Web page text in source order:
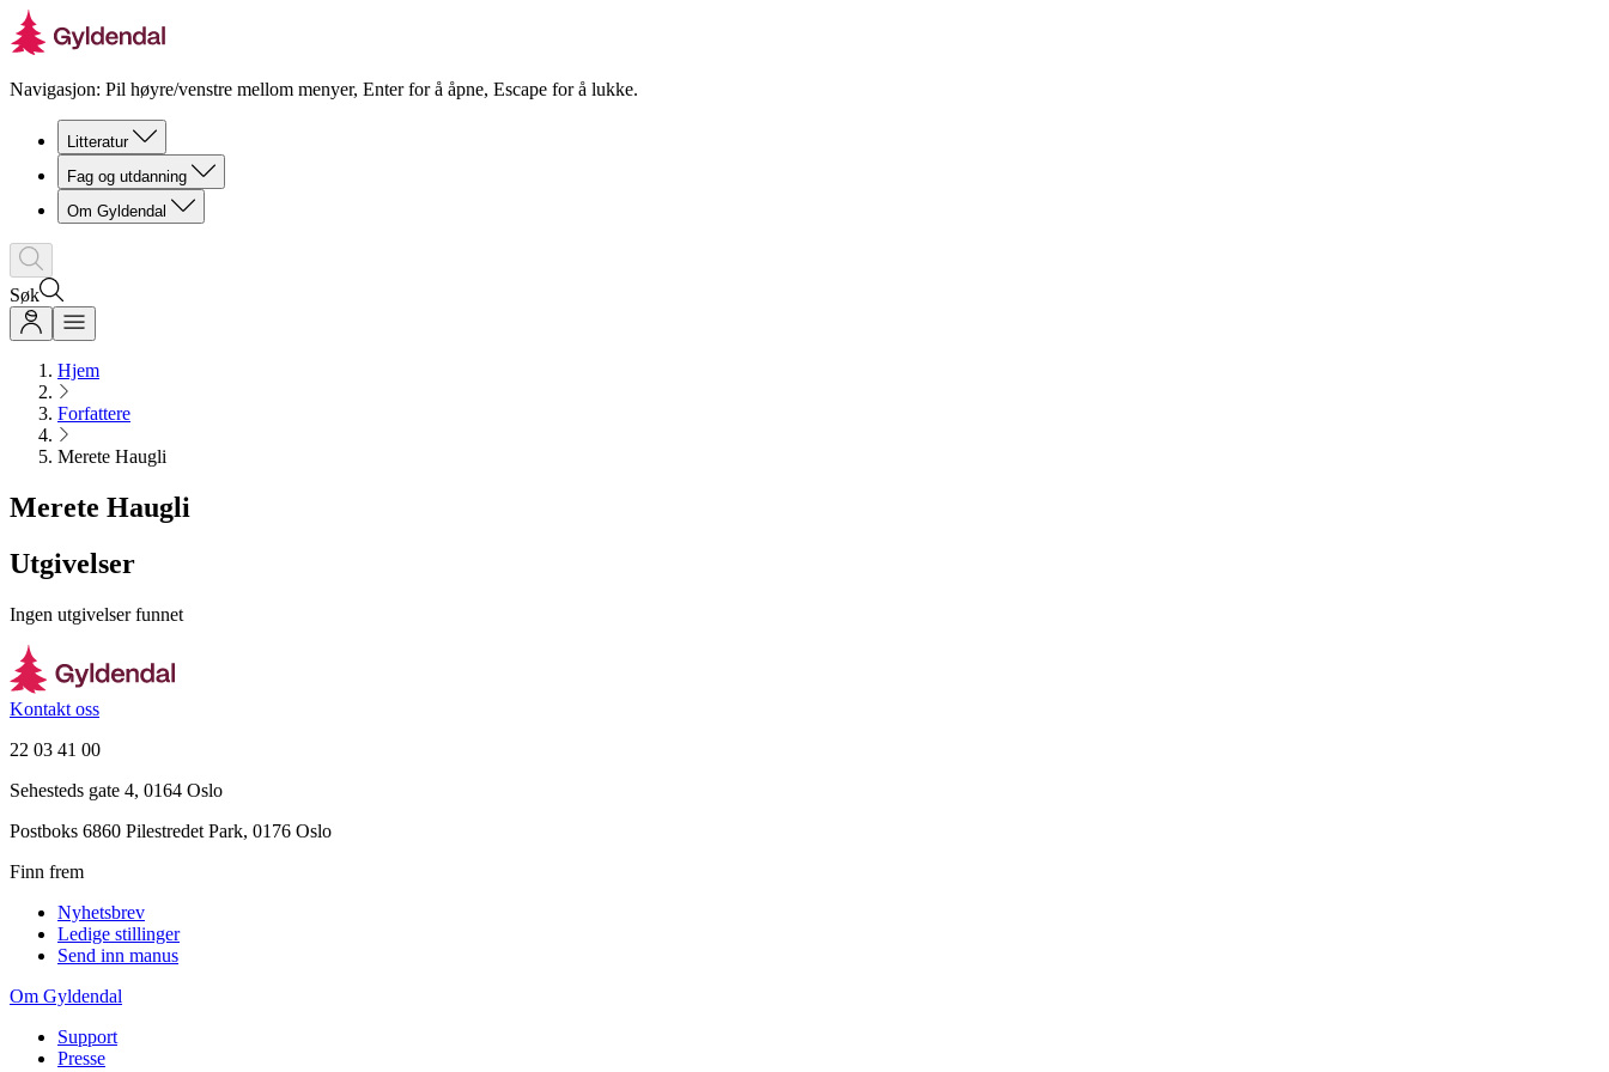
Navigasjon: Pil høyre/venstre mellom menyer, Enter for å åpne, Escape for å lukke.
Litteratur
Fag og utdanning
Om Gyldendal
Søk
Hjem
Forfattere
Merete Haugli
Merete Haugli
Utgivelser
Ingen utgivelser funnet
Kontakt oss
22 03 41 00
Sehesteds gate 4, 0164 Oslo
Postboks 6860 Pilestredet Park, 0176 Oslo
Finn frem
Nyhetsbrev
Ledige stillinger
Send inn manus
Om Gyldendal
Support
Presse